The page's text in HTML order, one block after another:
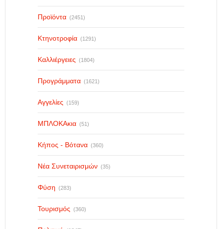
Προϊόντα (2451)
Κτηνοτροφία (1291)
Καλλιέργειες (1804)
Προγράμματα (1621)
Αγγελίες (159)
ΜΠΛΟΚΑκια (51)
Κήπος - Βότανα (360)
Νέα Συνεταιρισμών (35)
Φύση (283)
Τουρισμός (360)